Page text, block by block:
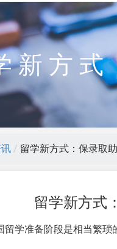
新方式
/ 留学新方式：保录取
留学新方式
留学准备阶段是相当繁